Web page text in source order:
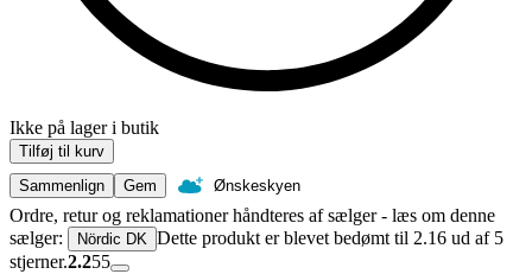
Ikke på lager i butik
Tilføj til kurv
Sammenlign
Gem Ønskeskyen
Ordre, retur og reklamationer håndteres af sælger - læs om denne
sælger:
Nördic DK Dette produkt er blevet bedømt til 2.16 ud af 5
stjerner.2.255